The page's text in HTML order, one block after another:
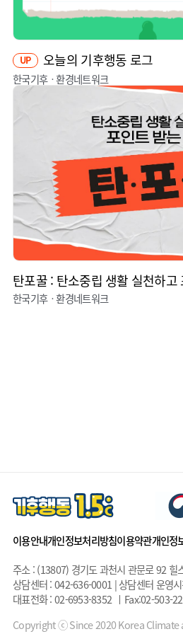
UP 오늘의 기후행동 로그
한국기후ㆍ환경네트워크
한국기후ㆍ환경네트워크
이용안내개인정보처리방침이용약관개인정
주소 : (13807) 경기도 과천시 관문로 92
상담센터 : 042-636-0001 | 상담센터 운영
대표전화 : 02-6953-8352
Fax:02-503-
Copyright ⓒ Since 2020 Korea